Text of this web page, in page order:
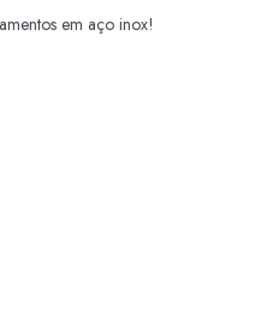
em aço inox!